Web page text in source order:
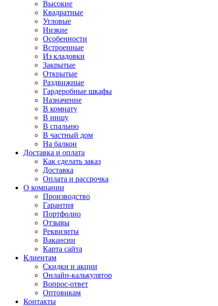
Высокие
Квадратные
Угловые
Низкие
Особенности
Встроенные
Из кладовки
Закрытые
Открытые
Раздвижные
Гардеробные шкафы
Назначение
В комнату
В нишу
В спальню
В частный дом
На балкон
Доставка и оплата
Как сделать заказ
Доставка
Оплата и рассрочка
О компании
Производство
Гарантия
Портфолио
Отзывы
Реквизиты
Вакансии
Карта сайта
Клиентам
Скидки и акции
Онлайн-калькулятор
Вопрос-ответ
Оптовикам
Контакты